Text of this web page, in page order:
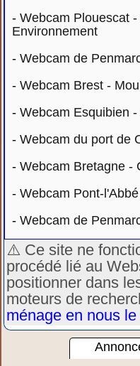
-Webcam Plouescat
Environnement
-Webcam de
-Webcam Brest -
-Webcam Esquibien
-Webcam du port de
-Webcam Bretagne -
-Webcam Pont-
-Webcam de
⚠️ Ce site ne
procédé lié au
positionner dans
moteurs de
ménage en nous